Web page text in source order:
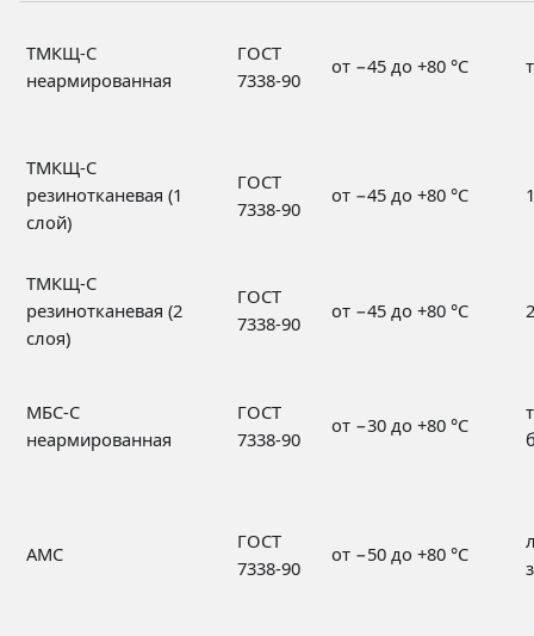
ТМКЩ-С
неармированная
ГОСТ
7338-90
от −45 до +80 °C
ТМКЩ-С
резинотканевая (1
слой)
ГОСТ
7338-90
от −45 до +80 °C
ТМКЩ-С
резинотканевая (2
слоя)
ГОСТ
7338-90
от −45 до +80 °C
МБС-С
неармированная
ГОСТ
7338-90
от −30 до +80 °C
АМС
ГОСТ
7338-90
от −50 до +80 °C